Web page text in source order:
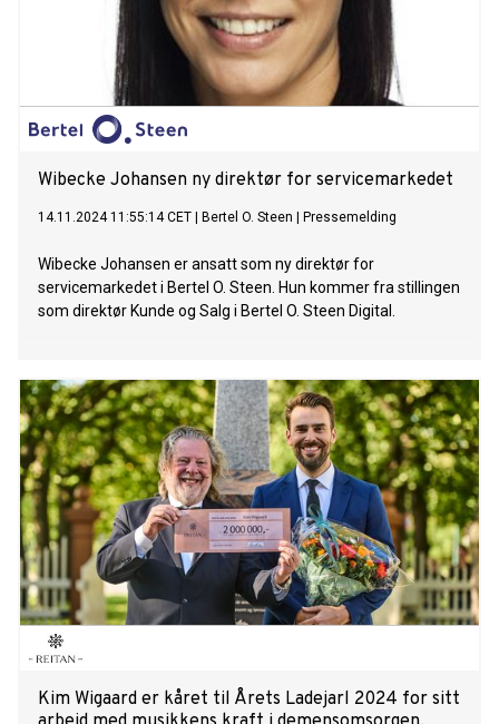
Wibecke Johansen ny direktør for servicemarkedet
14.11.2024 11:55:14 CET Bertel O. Steen Pressemelding
Wibecke Johansen er ansatt som ny direktør for
servicemarkedet i Bertel O. Steen. Hun kommer fra stillingen
som direktør Kunde og Salg i Bertel O. Steen Digital.
Kim Wigaard er kåret til Årets Ladejarl 2024 for sitt